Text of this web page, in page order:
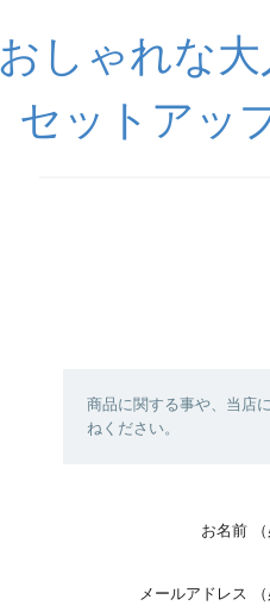
おしゃれな
セットアッ
商品に関する事や、当店
ねください。
お名前
メールアドレス